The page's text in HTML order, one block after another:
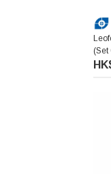
(Set